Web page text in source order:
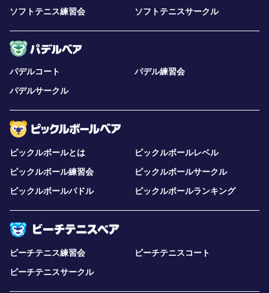
ソフトテニス練習会 ソフトテニスサークル
パデルコート
パデル練習会
パデルサークル
ピックルボールとは
ピックルボールレベル
ピックルボール練習会
ピックルボールサークル
ピックルボールパドル
ピックルボールランキング
ビーチテニス練習会
ビーチテニスコート
ビーチテニスサークル